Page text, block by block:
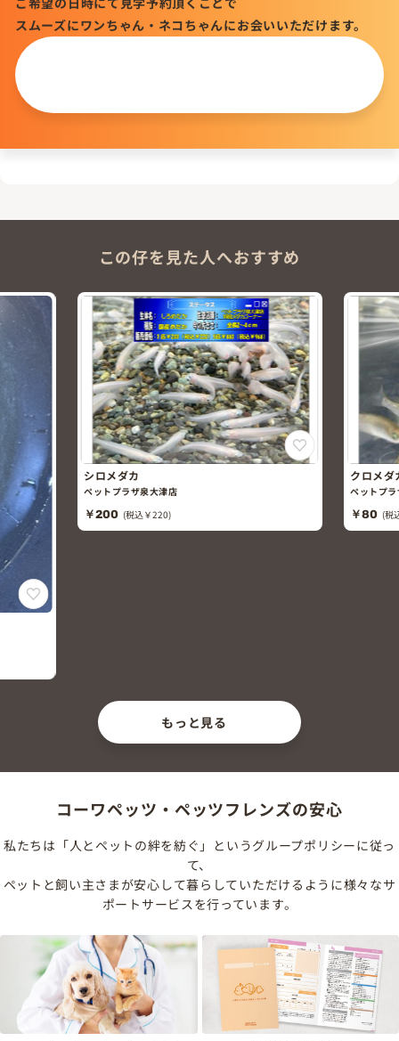
スムーズにワンちゃん・ネコちゃんにお会いいただけます。
この仔を見た人へおすすめ
シロメダカ
ペットプラザ泉大津店
￥200 (税込￥220)
クロメダ
ペットプ
￥80 (税
もっと見る
コーワペッツ・ペッツフレンズの安心
私たちは「人とペットの絆を紡ぐ」というグループポリシーに従っ
て、
ペットと飼い主さまが安心して暮らしていただけるように様々なサ
ポートサービスを行っています。